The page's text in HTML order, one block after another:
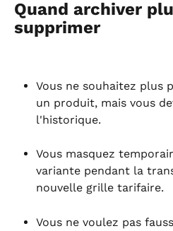
Quand archiver
supprimer
Vous ne souhaitez plus
un produit, mais vous
l'historique.
Vous masquez
variante pendant la
nouvelle grille tarifaire.
Vous ne voulez pas